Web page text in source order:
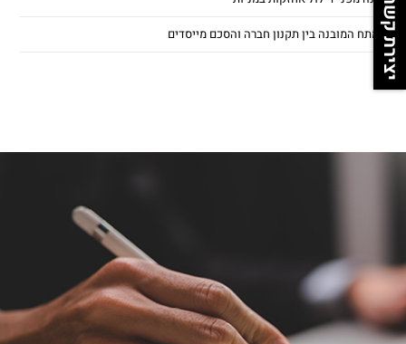
המתח המובנה בין תקנון חברה והסכם מייסדיםיצירת קשר